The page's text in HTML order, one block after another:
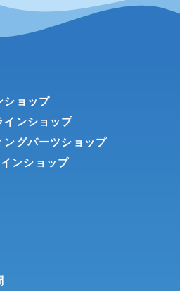
ショップ
インショップ
ングパーツショップ
ンショップ